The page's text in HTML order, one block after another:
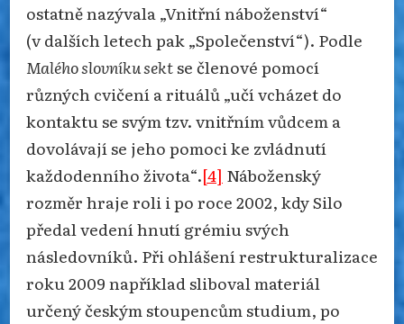
ostatně nazývala „Vnitřní náboženství“
(v dalších letech pak „Společenství“). Podle
Malého slovníku sektse členové pomocí
různých cvičení a rituálů „učí vcházet do
kontaktu se svým tzv. vnitřním vůdcem a
dovolávají se jeho pomoci ke zvládnutí
každodenního života“.[4] Náboženský
rozměr hraje roli i po roce 2002, kdy Silo
předal vedení hnutí grémiu svých
následovníků. Při ohlášení restrukturalizace
roku 2009 například sliboval materiál
určený českým stoupencům studium, po